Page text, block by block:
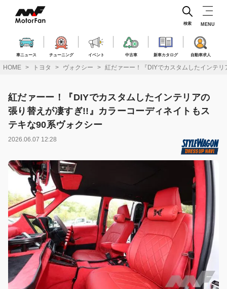
ス
車ニュース チューニング イベント 中古車 新車カタログ 自動車求人
検索 MENU
HOME トヨタ ヴォクシー 紅だァーー！『DIYでカスタムしたインテ
紅だァーー！『DIYでカスタムしたインテリアの
張り替えが凄すぎ!!』カラーコーディネイトもス
テキな90系ヴォクシー
2026.06.07 12:28